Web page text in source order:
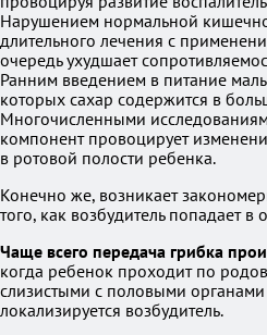
Нарушением нормальной
длительного лечения с
очередь ухудшает
Ранним введением в питание
которых сахар содержится в
Многочисленными
компонент провоцирует
в ротовой полости ребенка.
Конечно же, возникает
того, как возбудитель попадает в
Чаще всего передача грибка
когда ребенок проходит по
слизистыми с половыми
локализируется возбудитель.